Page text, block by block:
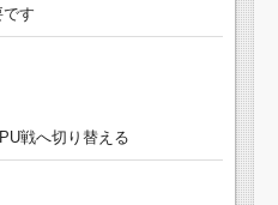
す
戦へ切り替える